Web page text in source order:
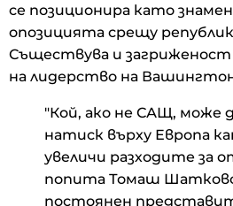
се позиционира като
опозицията срещу
Съществува и
на лидерство на
"Кой, ако не САЩ, може
натиск върху Европа
увеличи разходите за
попита Томаш
постоянен